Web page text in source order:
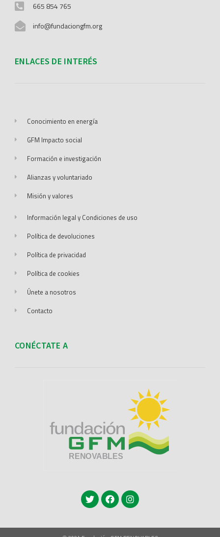
665 854 765
info@fundaciongfm.org
ENLACES DE INTERÉS
Conocimiento en energía
GFM Impacto social
Formación e investigación
Alianzas y voluntariado
Misión y valores
Información legal y Condiciones de uso
Política de devoluciones
Política de privacidad
Política de cookies
Únete a nosotros
Contacto
CONÉCTATE A